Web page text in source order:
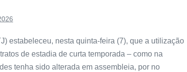
estabeleceu, nesta quinta-feira (7), que a utilização
de estadia de curta temporada – como na
tenha sido alterada em assembleia, por no